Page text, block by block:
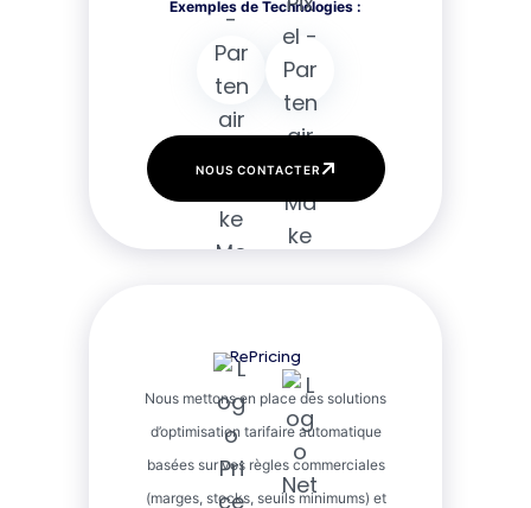
NOUS CONTACTER
RePricing
Nous mettons en place des solutions
d’optimisation tarifaire automatique
basées sur vos règles commerciales
(marges, stocks, seuils minimums) et